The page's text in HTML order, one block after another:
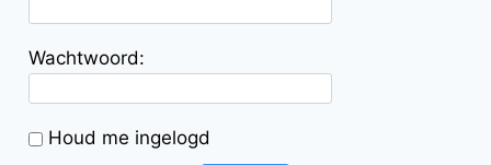
Wachtwoord:
Houd me ingelogd